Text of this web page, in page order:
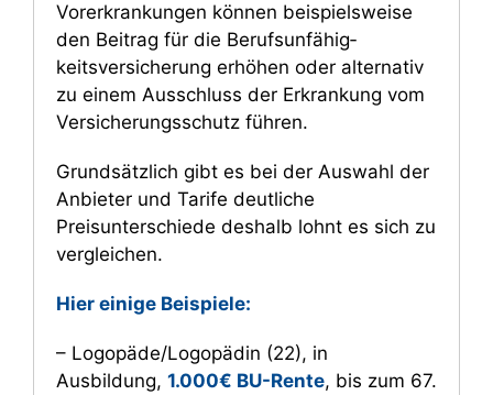
Vorerkrankungen können beispielsweise
den Beitrag für die Berufs­unfähig­
keitsversicherung erhöhen oder alternativ
zu einem Ausschluss der Erkrankung vom
Versicherungsschutz führen.
Grundsätzlich gibt es bei der Auswahl der
Anbieter und Tarife deutliche
Preisunterschiede deshalb lohnt es sich zu
ver­gleichen.
Hier einige Beispiele:
– Logopäde/Logopädin (22), in
Ausbildung, 1.000€ BU-Rente, bis zum 67.